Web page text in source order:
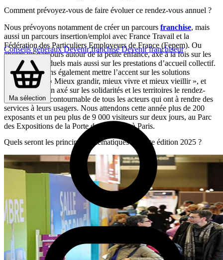
Conseils générauxDevenir franchiséDevenir franchiseur
Ma sélection
Comment prévoyez-vous de faire évoluer ce rendez-vous annuel ?
Nous prévoyons notamment de créer un parcours franchise, mais
aussi un parcours insertion/emploi avec France Travail et la
Fédération des Particuliers Employeurs de France (Fepem). Ou
encore un parcours autour de la petite enfance, axé à la fois sur les
services individuels mais aussi sur les prestations d’accueil collectif.
Nous souhaitons également mettre l’accent sur les solutions
permettant de « Mieux grandir, mieux vivre et mieux vieillir », et
faire de ce salon axé sur les solidarités et les territoires le rendez-
vous annuel incontournable de tous les acteurs qui ont à rendre des
services à leurs usagers. Nous attendons cette année plus de 200
exposants et un peu plus de 9 000 visiteurs sur deux jours, au Parc
des Expositions de la Porte de Versailles à Paris.
Quels seront les principales thématiques de cette édition 2025 ?